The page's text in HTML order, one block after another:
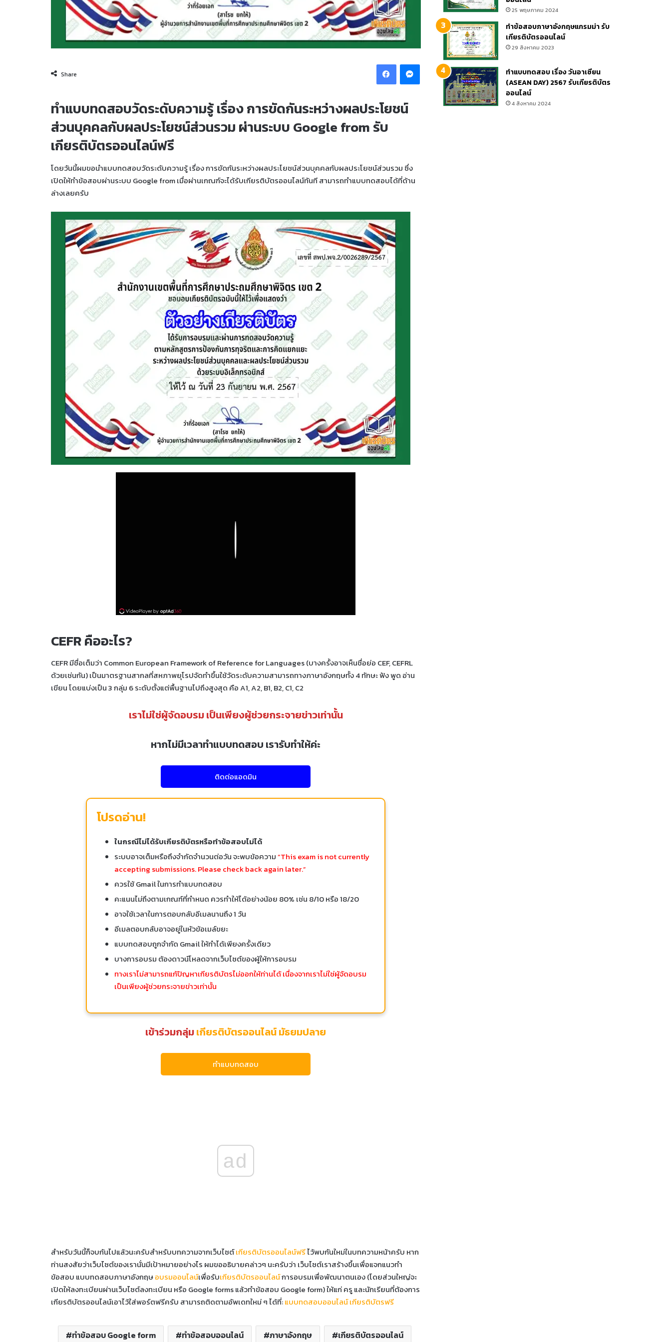
Share
FacebookMessenger
ทำแบบทดสอบวัดระดับความรู้ เรื่อง การขัดกันระหว่างผลประโยชน์
ส่วนบุคคลกับผลประโยชน์ส่วนรวม ผ่านระบบ Google from รับ
เกียรติบัตรออนไลน์ฟรี
โดยวันนี้ผมขอนำแบบทดสอบวัดระดับความรู้ เรื่อง การขัดกันระหว่างผลประโยชน์ส่วนบุคคลกับผลประโยชน์ส่วนรวม ซึ่ง
เปิดให้ทำข้อสอบผ่านระบบ Google from เมื่อผ่านเกณฑ์จะได้รับเกียรติบัตรออนไลน์ทันที สามารถทำแบบทดสอบได้ที่ด้าน
ล่างเลยครับ
CEFR คืออะไร?
CEFR มีชื่อเต็มว่า Common European Framework of Reference for Languages (บางครั้งอาจเห็นชื่อย่อ CEF, CEFRL
ด้วยเช่นกัน) เป็นมาตรฐานสากลที่สหภาพยุโรปจัดทำขึ้นใช้วัดระดับความสามารถทางภาษาอังกฤษทั้ง 4 ทักษะ ฟัง พูด อ่าน
เขียน โดยแบ่งเป็น 3 กลุ่ม 6 ระดับตั้งแต่พื้นฐานไปถึงสูงสุด คือ A1, A2, B1, B2, C1, C2
เราไม่ใช่ผู้จัดอบรม เป็นเพียงผู้ช่วยกระจายข่าวเท่านั้น
หากไม่มีเวลาทำแบบทดสอบ เรารับทำให้ค่ะ
ติดต่อแอดมิน
โปรดอ่าน!
ในกรณีไม่ได้รับเกียรติบัตรหรือทำข้อสอบไม่ได้
ระบบอาจเต็มหรือถึงจำกัดจำนวนต่อวัน จะพบข้อความ“This exam is not currently
accepting submissions. Please check back again later.”
ควรใช้ Gmail ในการทำแบบทดสอบ
คะแนนไม่ถึงตามเกณฑ์ที่กำหนด ควรทำให้ได้อย่างน้อย 80% เช่น 8/10 หรือ 18/20
อาจใช้เวลาในการตอบกลับอีเมลนานถึง 1 วัน
อีเมลตอบกลับอาจอยู่ในหัวข้อเมล์ขยะ
แบบทดสอบถูกจำกัด Gmail ให้ทำได้เพียงครั้งเดียว
บางการอบรม ต้องดาวน์โหลดจากเว็บไซต์ของผู้ให้การอบรม
ทางเราไม่สามารถแก้ปัญหาเกียรติบัตรไม่ออกให้ท่านได้ เนื่องจากเราไม่ใช่ผู้จัดอบรม
เป็นเพียงผู้ช่วยกระจายข่าวเท่านั้น
เข้าร่วมกลุ่มเกียรติบัตรออนไลน์ มัธยมปลาย
ทำแบบทดสอบ
ad
สำหรับวันนี้ก็จบกันไปแล้วนะครับสำหรับบทความจากเว็บไซต์เกียรติบัตรออนไลน์ฟรีไว้พบกันใหม่ในบทความหน้าครับ หาก
ท่านสงสัยว่าเว็บไซต์ของเรานั่นมีเป้าหมายอย่างไร ผมขออธิบายคล่าวๆ นะครับว่า เว็บไซต์เราสร้างขึ้นเพื่อแจกแนวทำ
ข้อสอบ แบบทดสอบภาษาอังกฤษอบรมออนไลน์เพื่อรับเกียรติบัตรออนไลน์การอบรมเพื่อพัฒนาตนเอง (โดยส่วนใหญ่จะ
เปิดให้ลงทะเบียนผ่านเว็บไซต์ลงทะเบียน หรือ Google forms แล้วทำข้อสอบ Google form) ให้แก่ ครู และนักเรียนที่ต้องการ
เกียรติบัตรออนไลน์เอาไว้ใส่พอร์ตฟรีครับ สามารถติดตามอัพเดทใหม่ ๆ ได้ที่:แบบทดสอบออนไลน์ เกียรติบัตรฟรี
ทำข้อสอบ Google form ทำข้อสอบออนไลน์ ภาษาอังกฤษ เกียรติบัตรออนไลน์
25 พฤษภาคม 2024
ทำข้อสอบภาษาอังกฤษแกรมม่า รับ
เกียรติบัตรออนไลน์
29 สิงหาคม 2023
ทำแบบทดสอบ เรื่อง วันอาเซียน
(ASEAN DAY) 2567 รับเกียรติบัตร
ออนไลน์
4 สิงหาคม 2024